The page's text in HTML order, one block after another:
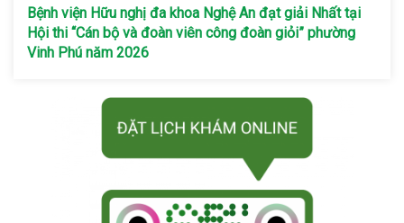
Bệnh viện Hữu nghị đa khoa Nghệ An đạt giải Nhất tại
Hội thi “Cán bộ và đoàn viên công đoàn giỏi” phường
Vinh Phú năm 2026